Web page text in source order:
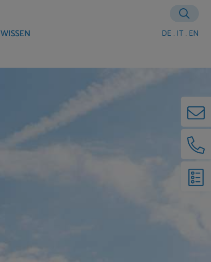
WISSEN DE . IT . EN